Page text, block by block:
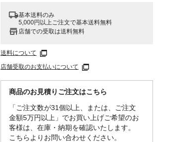
基本送料のみ
5,000円以上ご注文で基本送料無料
店舗での受取は送料無料
送料について
店舗受取のお支払いについて
商品のお見積りご注文はこちら
「ご注文数が31個以上、または、ご注文
金額5万円以上」でお買い上げご希望のお
客様は、在庫・納期を確認いたします。
こちらよりお問い合わせください。